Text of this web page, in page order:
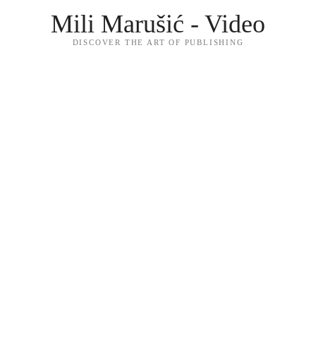
Mili Marušić - Video
DISCOVER THE ART OF PUBLISHING